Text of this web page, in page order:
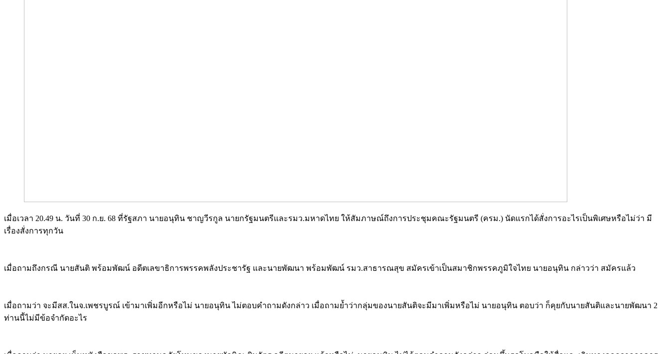
เมื่อเวลา 20.49 น. วันที่ 30 ก.ย. 68 ที่รัฐสภา นายอนุทิน ชาญวีรกูล นายกรัฐมนตรีและรมว.มหาดไทย ให้สัมภาษณ์ถึงการประชุมคณะรัฐมนตรี (ครม.) นัดแรกได้สั่งการอะไรเป็นพิเศษหรือไม่ว่า มี
เรื่องสั่งการทุกวัน
เมื่อถามถึงกรณี นายสันติ พร้อมพัฒน์ อดีตเลขาธิการพรรคพลังประชารัฐ และนายพัฒนา พร้อมพัฒน์ รมว.สาธารณสุข สมัครเข้าเป็นสมาชิกพรรคภูมิใจไทย นายอนุทิน กล่าวว่า สมัครแล้ว
เมื่อถามว่า จะมีสส.ในจ.เพชรบูรณ์ เข้ามาเพิ่มอีกหรือไม่ นายอนุทิน ไม่ตอบคำถามดังกล่าว เมื่อถามย้ำว่ากลุ่มของนายสันติจะมีมาเพิ่มหรือไม่ นายอนุทิน ตอบว่า ก็คุยกับนายสันติและนายพัฒนา 2
ท่านนี้ไม่มีข้อจำกัดอะไร